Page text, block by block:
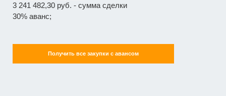
3 241 482,30 руб. - сумма сделки
30% аванс;
Получить все закупки с авансом